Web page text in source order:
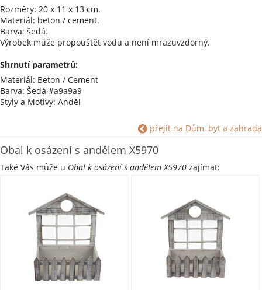
Rozměry: 20 x 11 x 13 cm.
Materiál: beton / cement.
Barva: šedá.
Výrobek může propouštět vodu a není mrazuvzdorný.
Shrnutí parametrů:
Materiál: Beton / Cement
Barva: Šedá #a9a9a9
Styly a Motivy: Anděl
přejít na Dům, byt a zahrada
Obal k osázení s andělem X5970
Také Vás může u Obal k osázení s andělem X5970 zajímat: